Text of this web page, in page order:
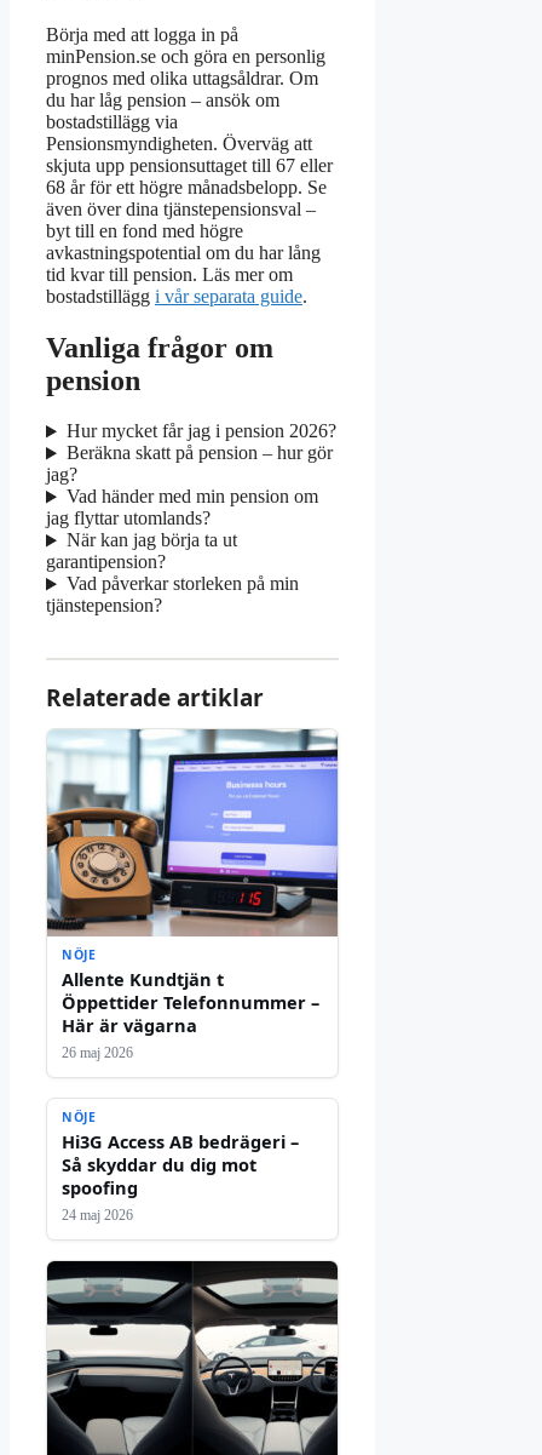
Börja med att logga in på
minPension.se och göra en personlig
prognos med olika uttagsåldrar. Om
du har låg pension – ansök om
bostadstillägg via
Pensionsmyndigheten. Överväg att
skjuta upp pensionsuttaget till 67 eller
68 år för ett högre månadsbelopp. Se
även över dina tjänstepensionsval –
byt till en fond med högre
avkastningspotential om du har lång
tid kvar till pension. Läs mer om
bostadstillägg i vår separata guide.
Vanliga frågor om
pension
Hur mycket får jag i pension 2026?
Beräkna skatt på pension – hur gör
jag?
Vad händer med min pension om
jag flyttar utomlands?
När kan jag börja ta ut
garantipension?
Vad påverkar storleken på min
tjänstepension?
Relaterade artiklar
NÖJE
Allente Kundtjän t
Öppettider Telefonnummer –
Här är vägarna
26 maj 2026
NÖJE
Hi3G Access AB bedrägeri –
Så skyddar du dig mot
spoofing
24 maj 2026